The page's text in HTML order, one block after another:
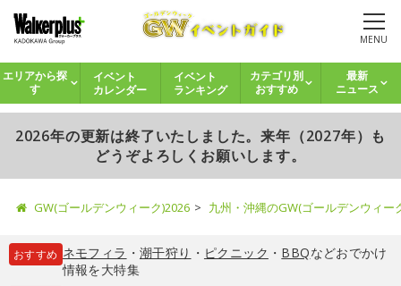
MENU
エリアから探
す
イベント
カレンダー
イベント
ランキング
カテゴリ別
おすすめ
最新
ニュース
2026年の更新は終了いたしました。来年（2027年）も
どうぞよろしくお願いします。
GW(ゴールデンウィーク)2026 九州・沖縄のGW(ゴールデンウィ
おすすめ ネモフィラ ・ 潮干狩り ・ ピクニック ・ BBQなどおでかけ
情報を大特集